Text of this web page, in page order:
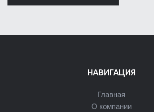
НАВИГАЦИЯ
Главная
О компании